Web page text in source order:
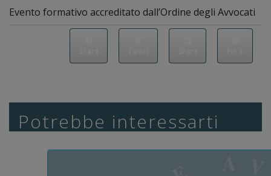
Evento formativo accreditato dall’Ordine degli Avvocati
Potrebbe interessarti